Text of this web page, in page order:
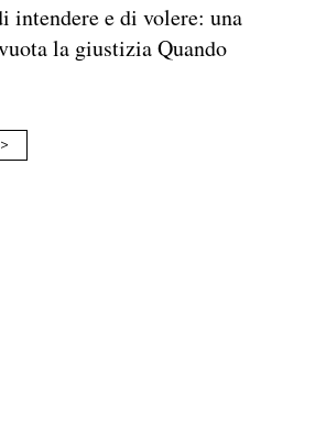
intendere e di volere: una
la giustizia Quando